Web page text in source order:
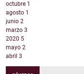
octubre 1
agosto 1
junio 2
marzo 3
2020 5
mayo 2
abril 3